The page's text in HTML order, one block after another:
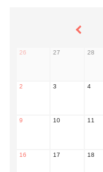
26 27 28
2 3 4
9 10 11
16 17 18